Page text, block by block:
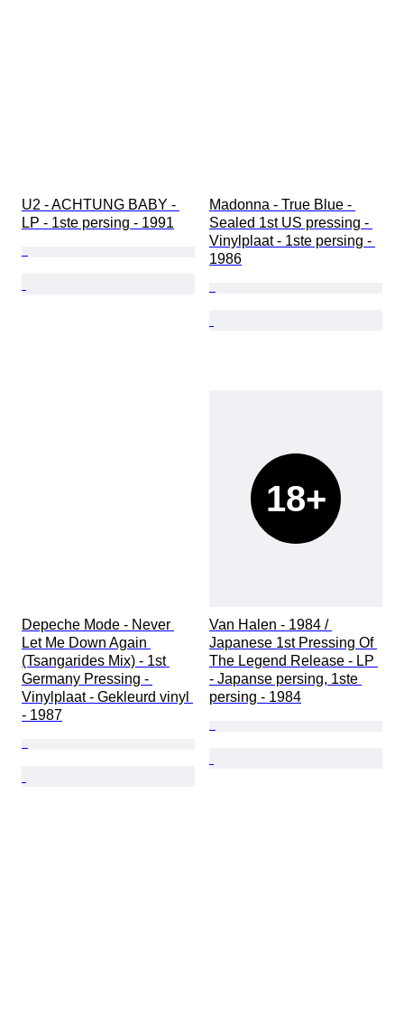
U2 - ACHTUNG BABY -
LP - 1ste persing - 1991
Madonna - True Blue -
Sealed 1st US pressing -
Vinylplaat - 1ste persing -
1986
Depeche Mode - Never
Let Me Down Again
(Tsangarides Mix) - 1st
Germany Pressing -
Vinylplaat - Gekleurd vinyl
- 1987
18+
Van Halen - 1984 /
Japanese 1st Pressing Of
The Legend Release - LP
- Japanse persing, 1ste
persing - 1984